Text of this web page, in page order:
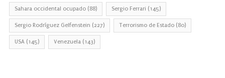
Sahara occidental ocupado (88) Sergio Ferrari (145)
Sergio Rodríguez Gelfenstein (227) Terrorismo de Estado (80)
USA (145) Venezuela (143)